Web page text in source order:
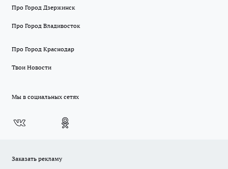
Про Город Дзержинск
Про Город Владивосток
Про Город Краснодар
Твои Новости
Мы в социальных сетях
Заказать рекламу